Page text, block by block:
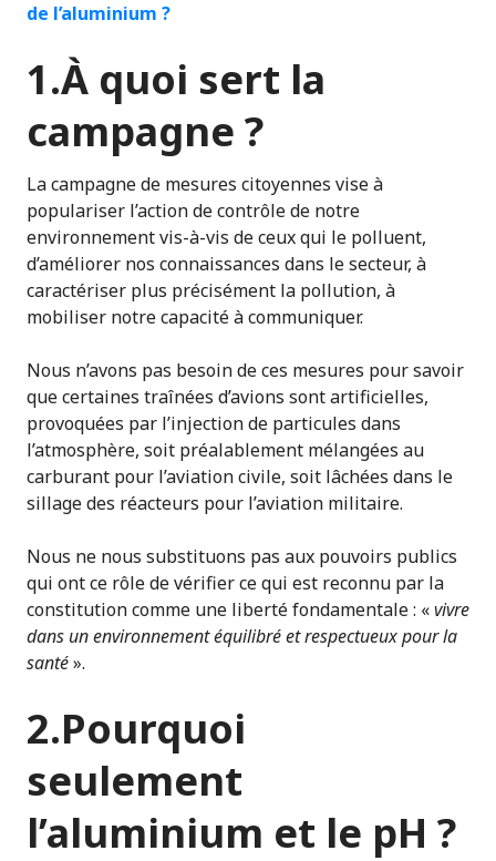
de l’aluminium ?
1.À quoi sert la
campagne ?
La campagne de mesures citoyennes vise à
populariser l’action de contrôle de notre
environnement vis-à-vis de ceux qui le polluent,
d’améliorer nos connaissances dans le secteur, à
caractériser plus précisément la pollution, à
mobiliser notre capacité à communiquer.
Nous n’avons pas besoin de ces mesures pour savoir
que certaines traînées d’avions sont artificielles,
provoquées par l’injection de particules dans
l’atmosphère, soit préalablement mélangées au
carburant pour l’aviation civile, soit lâchées dans le
sillage des réacteurs pour l’aviation militaire.
Nous ne nous substituons pas aux pouvoirs publics
qui ont ce rôle de vérifier ce qui est reconnu par la
constitution comme une liberté fondamentale : «vivre
dans un environnementéquilibré et respectueux pour la
santé».
2.Pourquoi
seulement
l’aluminium et le pH ?